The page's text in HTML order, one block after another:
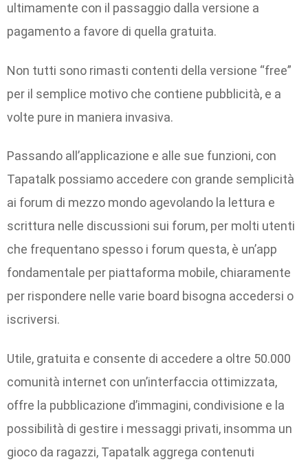
ultimamente con il passaggio dalla versione a
pagamento a favore di quella gratuita.
Non tutti sono rimasti contenti della versione “free”
per il semplice motivo che contiene pubblicità, e a
volte pure in maniera invasiva.
Passando all’applicazione e alle sue funzioni, con
Tapatalk possiamo accedere con grande semplicità
ai forum di mezzo mondo agevolando la lettura e
scrittura nelle discussioni sui forum, per molti utenti
che frequentano spesso i forum questa, è un’app
fondamentale per piattaforma mobile, chiaramente
per rispondere nelle varie board bisogna accedersi o
iscriversi.
Utile, gratuita e consente di accedere a oltre 50.000
comunità internet con un’interfaccia ottimizzata,
offre la pubblicazione d’immagini, condivisione e la
possibilità di gestire i messaggi privati, insomma un
gioco da ragazzi, Tapatalk aggrega contenuti